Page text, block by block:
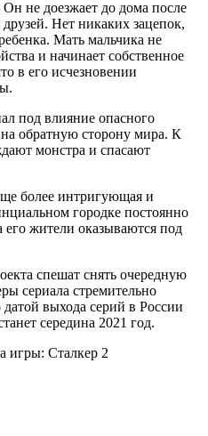
Он не доезжает до дома после
Нет никаких зацепок,
Мать мальчика не
и начинает собственное
в его исчезновении
под влияние опасного
обратную сторону мира. К
монстра и спасают
более интригующая и
городке постоянно
его жители оказываются под
спешат снять очередную
сериала стремительно
выхода серий в России
середина 2021 год.
игры: Сталкер 2